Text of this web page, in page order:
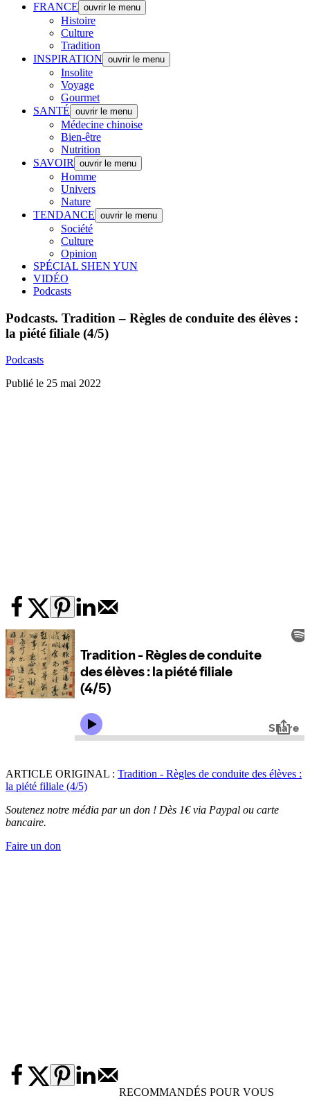
FRANCE ouvrir le menu
Histoire
Culture
Tradition
INSPIRATION ouvrir le menu
Insolite
Voyage
Gourmet
SANTÉ ouvrir le menu
Médecine chinoise
Bien-être
Nutrition
SAVOIR
ouvrir le menu
Homme
Univers
Nature
TENDANCE ouvrir le menu
Société
Culture
Opinion
SPÉCIAL SHEN YUN
VIDÉO
Podcasts
Podcasts. Tradition – Règles de conduite des élèves :
la piété filiale (4/5)
Podcasts
Publié le 25 mai 2022
ARTICLE ORIGINAL : Tradition - Règles de conduite des élèves :
la piété filiale (4/5)
Soutenez notre média par un don ! Dès 1€ via Paypal ou carte
bancaire.
Faire un don
RECOMMANDÉS POUR VOUS